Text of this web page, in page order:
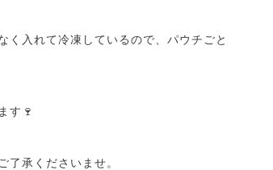
く入れて冷凍しているので、パウチごと
す🍷
了承くださいませ。